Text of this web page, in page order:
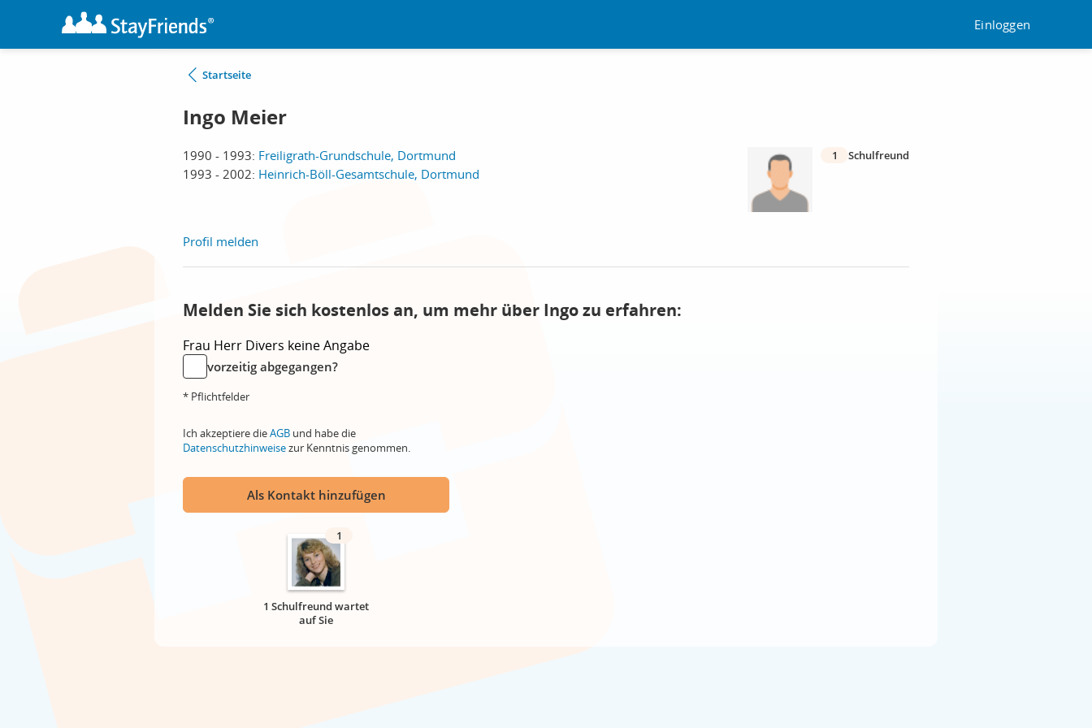
Einloggen
Startseite
Ingo Meier
1990 - 1993: Freiligrath-Grundschule, Dortmund
1993 - 2002: Heinrich-Böll-Gesamtschule, Dortmund
1 Schulfreund
Profil melden
Melden Sie sich kostenlos an, um mehr über Ingo zu erfahren:
Frau Herr Divers keine Angabe
vorzeitig abgegangen?
* Pflichtfelder
Ich akzeptiere dieAGB und habe die
Datenschutzhinweisezur Kenntnis genommen.
Als Kontakt hinzufügen
1
1 Schulfreund wartet
auf Sie